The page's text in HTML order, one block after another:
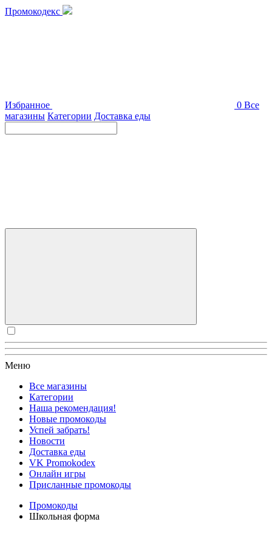
Промокодекс
Избранное 0 Все
магазины Категории Доставка еды
Меню
Все магазины
Категории
Наша рекомендация!
Новые промокоды
Успей забрать!
Новости
Доставка еды
VK Promokodex
Онлайн игры
Присланные промокоды
Промокоды
Школьная форма